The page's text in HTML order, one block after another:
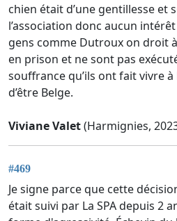
chien était d’une gentillesse
l’association donc aucun
gens comme Dutroux on droit
en prison et ne sont pas
souffrance qu’ils ont fait vivre
d’être Belge.
Viviane Valet(Harmignies,
#469
Je signe parce que cette
était suivi par La SPA depuis 2